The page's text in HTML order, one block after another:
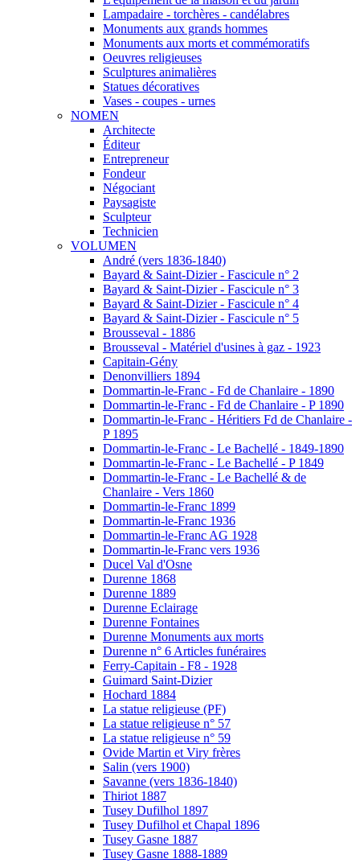
Lampadaire - torchères - candélabres
Monuments aux grands hommes
Monuments aux morts et commémoratifs
Oeuvres religieuses
Sculptures animalières
Statues décoratives
Vases - coupes - urnes
NOMEN
Architecte
Éditeur
Entrepreneur
Fondeur
Négociant
Paysagiste
Sculpteur
Technicien
VOLUMEN
André (vers 1836-1840)
Bayard & Saint-Dizier - Fascicule n° 2
Bayard & Saint-Dizier - Fascicule n° 3
Bayard & Saint-Dizier - Fascicule n° 4
Bayard & Saint-Dizier - Fascicule n° 5
Brousseval - 1886
Brousseval - Matériel d'usines à gaz - 1923
Capitain-Gény
Denonvilliers 1894
Dommartin-le-Franc - Fd de Chanlaire - 1890
Dommartin-le-Franc - Fd de Chanlaire - P 1890
Dommartin-le-Franc - Héritiers Fd de Chanlaire -
P 1895
Dommartin-le-Franc - Le Bachellé - 1849-1890
Dommartin-le-Franc - Le Bachellé - P 1849
Dommartin-le-Franc - Le Bachellé & de
Chanlaire - Vers 1860
Dommartin-le-Franc 1899
Dommartin-le-Franc 1936
Dommartin-le-Franc AG 1928
Dommartin-le-Franc vers 1936
Ducel Val d'Osne
Durenne 1868
Durenne 1889
Durenne Eclairage
Durenne Fontaines
Durenne Monuments aux morts
Durenne n° 6 Articles funéraires
Ferry-Capitain - F8 - 1928
Guimard Saint-Dizier
Hochard 1884
La statue religieuse (PF)
La statue religieuse n° 57
La statue religieuse n° 59
Ovide Martin et Viry frères
Salin (vers 1900)
Savanne (vers 1836-1840)
Thiriot 1887
Tusey Dufilhol 1897
Tusey Dufilhol et Chapal 1896
Tusey Gasne 1887
Tusey Gasne 1888-1889